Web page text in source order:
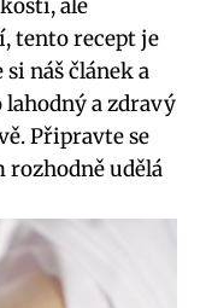
ale
tento recept je
náš článek a
a zdravý
Připravte se
rozhodně udělá